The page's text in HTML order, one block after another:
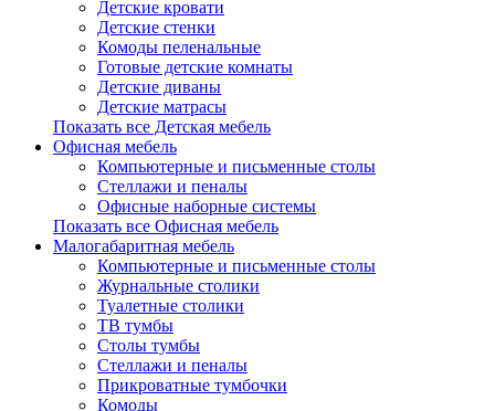
Детские кровати
Детские стенки
Комоды пеленальные
Готовые детские комнаты
Детские диваны
Детские матрасы
Показать все Детская мебель
Офисная мебель
Компьютерные и письменные столы
Стеллажи и пеналы
Офисные наборные системы
Показать все Офисная мебель
Малогабаритная мебель
Компьютерные и письменные столы
Журнальные столики
Туалетные столики
ТВ тумбы
Столы тумбы
Стеллажи и пеналы
Прикроватные тумбочки
Комоды